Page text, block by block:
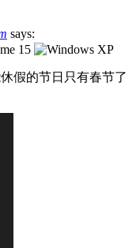
says:
假的节日只有春节了